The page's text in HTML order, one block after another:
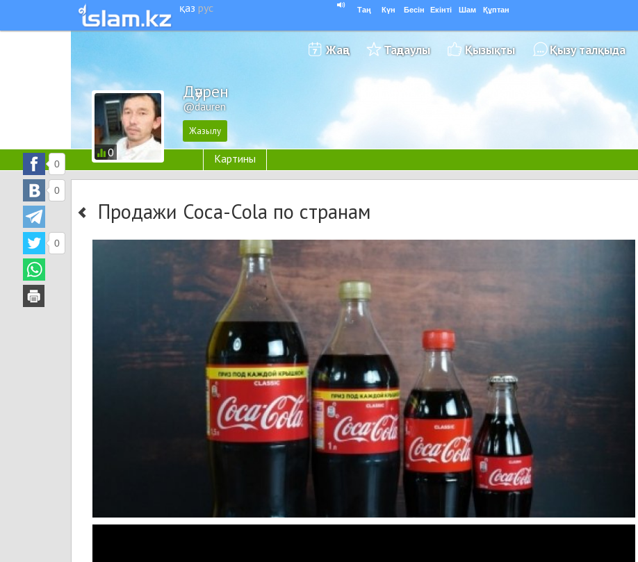
қаз рус Таң Күн Бесін Екінті Шам Құптан
Жаңа Таңдаулы Қызықты Қызу талқыда
0
Дәурен
@dauren
Картины
Продажи Coca-Cola по странам
0
0
0